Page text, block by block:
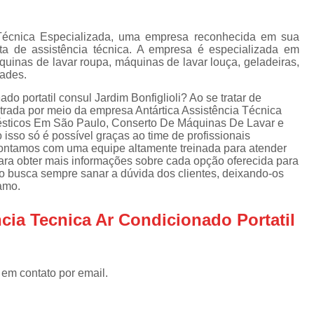
Assistencia Tecnica
Assistencia Tecnica Refrigerador Electrolux
Assistencia Tecnica Lavadora Secadora
Assistencia Tecnica Maquina Secadora de
Assistencia Tecnica
Assistencia Tecnica Samsung
Assistencia Tecnica Secadora Enxuta
Especializada, uma empresa reconhecida em sua
de assistência técnica. A empresa é especializada em
de lavar roupa, máquinas de lavar louça, geladeiras,
portatil consul Jardim Bonfiglioli? Ao se tratar de
por meio da empresa Antártica Assistência Técnica
Em São Paulo, Conserto De Máquinas De Lavar e
só é possível graças ao time de profissionais
com uma equipe altamente treinada para atender
obter mais informações sobre cada opção oferecida para
busca sempre sanar a dúvida dos clientes, deixando-os
Tecnica Ar Condicionado Portatil
contato por email.